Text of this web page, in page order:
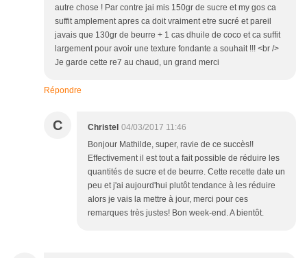
autre chose ! Par contre jai mis 150gr de sucre et my gos ca
suffit amplement apres ca doit vraiment etre sucré et pareil
javais que 130gr de beurre + 1 cas dhuile de coco et ca suffit
largement pour avoir une texture fondante a souhait !!! <br />
Je garde cette re7 au chaud, un grand merci
Répondre
C Christel 04/03/2017 11:46
Bonjour Mathilde, super, ravie de ce succès!!
Effectivement il est tout a fait possible de réduire les
quantités de sucre et de beurre. Cette recette date un
peu et j'ai aujourd'hui plutôt tendance à les réduire
alors je vais la mettre à jour, merci pour ces
remarques très justes! Bon week-end. A bientôt.